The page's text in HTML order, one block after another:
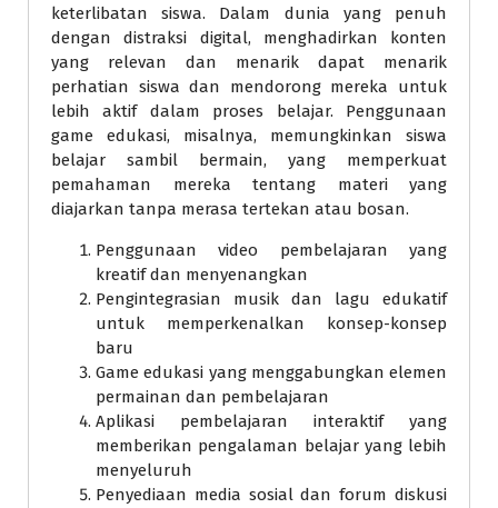
keterlibatan siswa. Dalam dunia yang penuh
dengan distraksi digital, menghadirkan konten
yang relevan dan menarik dapat menarik
perhatian siswa dan mendorong mereka untuk
lebih aktif dalam proses belajar. Penggunaan
game edukasi, misalnya, memungkinkan siswa
belajar sambil bermain, yang memperkuat
pemahaman mereka tentang materi yang
diajarkan tanpa merasa tertekan atau bosan.
Penggunaan video pembelajaran yang
kreatif dan menyenangkan
Pengintegrasian musik dan lagu edukatif
untuk memperkenalkan konsep-konsep
baru
Game edukasi yang menggabungkan elemen
permainan dan pembelajaran
Aplikasi pembelajaran interaktif yang
memberikan pengalaman belajar yang lebih
menyeluruh
Penyediaan media sosial dan forum diskusi